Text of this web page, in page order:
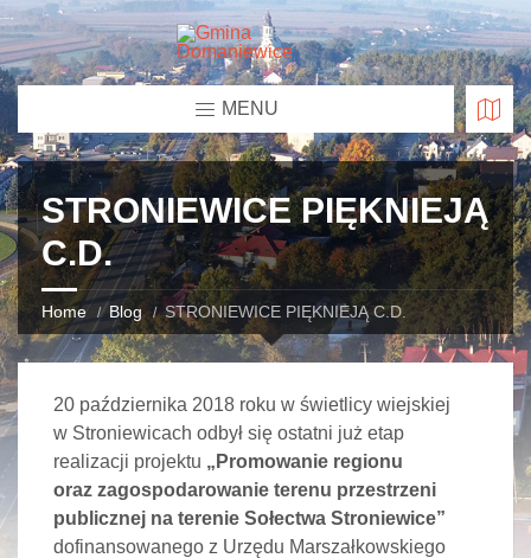
MENU
STRONIEWICE PIĘKNIEJĄ
C.D.
Home Blog STRONIEWICE PIĘKNIEJĄ C.D.
20 października 2018 roku w świetlicy wiejskiej
w Stroniewicach odbył się ostatni już etap
realizacji projektu „Promowanie regionu
oraz zagospodarowanie terenu przestrzeni
publicznej na terenie Sołectwa Stroniewice”
dofinansowanego z Urzędu Marszałkowskiego